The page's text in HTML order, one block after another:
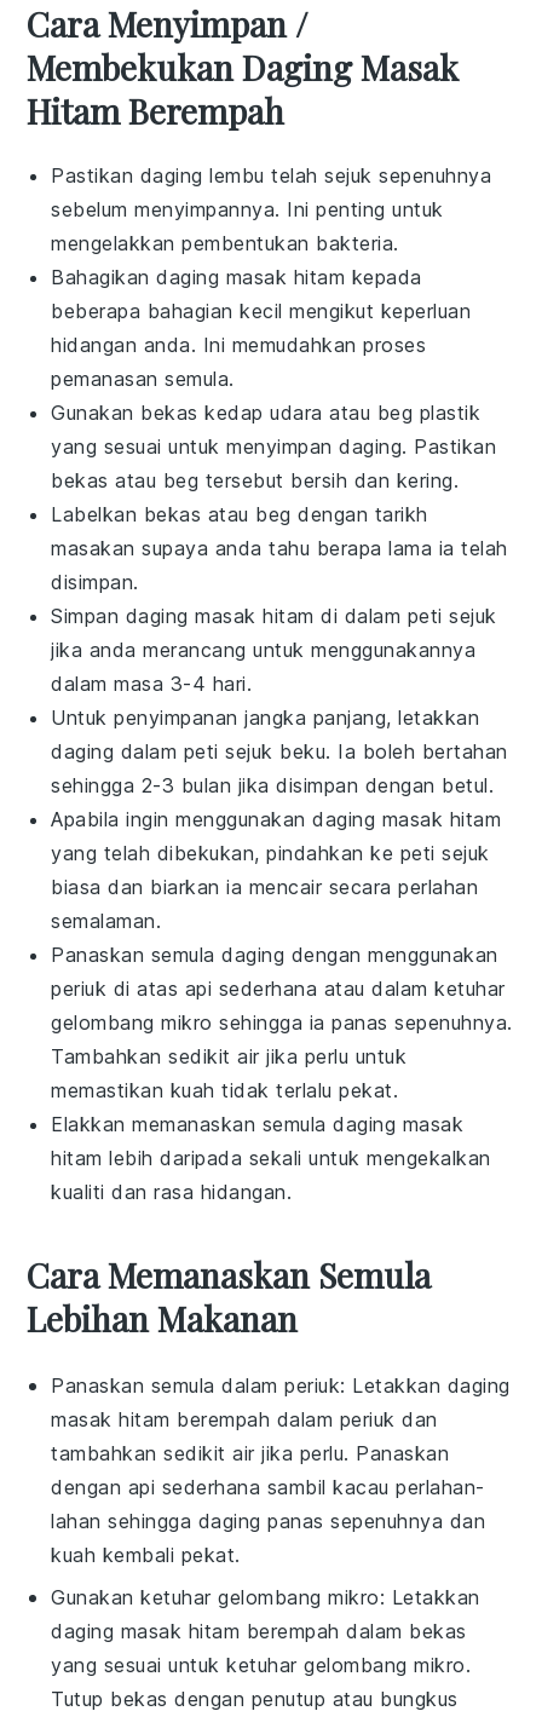
Cara Menyimpan /
Membekukan Daging Masak
Hitam Berempah
Pastikan daging lembu telah sejuk sepenuhnya
sebelum menyimpannya. Ini penting untuk
mengelakkan pembentukan bakteria.
Bahagikandaging masak hitam kepada
beberapa bahagian kecil mengikut keperluan
hidangan anda. Ini memudahkan proses
pemanasan semula.
Gunakan bekas kedap udara atau beg plastik
yang sesuai untuk menyimpandaging. Pastikan
bekas atau beg tersebut bersih dan kering.
Labelkan bekas atau beg dengan tarikh
masakan supaya anda tahu berapa lama ia telah
disimpan.
Simpan daging masak hitam di dalam peti sejuk
jika anda merancang untuk menggunakannya
dalam masa 3-4 hari.
Untuk penyimpanan jangka panjang, letakkan
daging dalam peti sejuk beku. Ia boleh bertahan
sehingga 2-3 bulan jika disimpan dengan betul.
Apabila ingin menggunakandaging masak hitam
yang telah dibekukan, pindahkan ke peti sejuk
biasa dan biarkan ia mencair secara perlahan
semalaman.
Panaskan semuladaging dengan menggunakan
periuk di atas api sederhana atau dalam ketuhar
gelombang mikro sehingga ia panas sepenuhnya.
Tambahkan sedikit air jika perlu untuk
memastikan kuah tidak terlalu pekat.
Elakkan memanaskan semuladaging masak
hitam lebih daripada sekali untuk mengekalkan
kualiti dan rasa hidangan.
Cara Memanaskan Semula
Lebihan Makanan
Panaskan semula dalam periuk: Letakkan daging
masak hitam berempah dalam periuk dan
tambahkan sedikitair jika perlu. Panaskan
dengan api sederhana sambil kacau perlahan-
lahan sehingga daging panas sepenuhnya dan
kuah kembali pekat.
Gunakan ketuhar gelombang mikro: Letakkan
daging masak hitam berempah dalam bekas
yang sesuai untuk ketuhar gelombang mikro.
Tutup bekas dengan penutup atau bungkus